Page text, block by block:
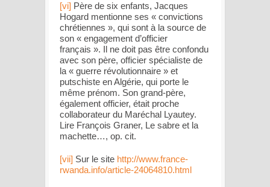
[vi] Père de six enfants, Jacques
Hogard mentionne ses « convictions
chrétiennes », qui sont à la source de
son « engagement d’officier
français ». Il ne doit pas être confondu
avec son père, officier spécialiste de
la « guerre révolutionnaire » et
putschiste en Algérie, qui porte le
même prénom. Son grand-père,
également officier, était proche
collaborateur du Maréchal Lyautey.
Lire François Graner, Le sabre et la
machette…, op. cit.
[vii] Sur le site http://www.france-
rwanda.info/article-24064810.html